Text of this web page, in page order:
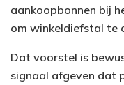
aankoopbonnen bij
om winkeldiefstal te
Dat voorstel is
signaal afgeven dat